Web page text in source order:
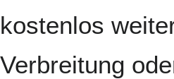
kostenlos
Verbreitung